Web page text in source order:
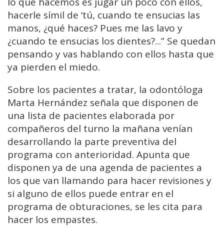
hacerle símil de ‘tú, cuando te ensucias las
manos, ¿qué haces? Pues me las lavo y
¿cuando te ensucias los dientes?...” Se quedan
pensando y vas hablando con ellos hasta que
ya pierden el miedo.
Sobre los pacientes a tratar, la odontóloga
Marta Hernández señala que disponen de
una lista de pacientes elaborada por
compañeros del turno la mañana venían
desarrollando la parte preventiva del
programa con anterioridad. Apunta que
disponen ya de una agenda de pacientes a
los que van llamando para hacer revisiones y
si alguno de ellos puede entrar en el
programa de obturaciones, se les cita para
hacer los empastes.